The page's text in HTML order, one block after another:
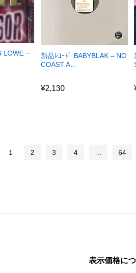
LOWE –
新品ﾚｺｰﾄﾞ BABYBLAK – NO
COAST A…
¥2,130
1 2 3 4 … 64
表示価格に